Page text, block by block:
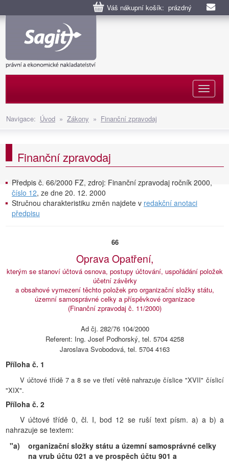
Váš nákupní košík: prázdný
Navigace: Úvod » Zákony » Finanční zpravodaj
Finanční zpravodaj
Předpis č. 66/2000 FZ, zdroj: Finanční zpravodaj ročník 2000,
číslo 12, ze dne 20. 12. 2000
Stručnou charakteristiku změn najdete v redakční anotaci
předpisu
66
Oprava Opatření,
kterým se stanoví účtová osnova, postupy účtování, uspořádání položek
účetní závěrky
a obsahové vymezení těchto položek pro organizační složky státu,
územní samosprávné celky a příspěvkové organizace
(Finanční zpravodaj č. 11/2000)
Ad čj. 282/76 104/2000
Referent: Ing. Josef Podhorský, tel. 5704 4258
Jaroslava Svobodová, tel. 5704 4163
Příloha č. 1
V účtové třídě 7 a 8 se ve třetí větě nahrazuje číslice "XVII" číslicí
"XIX".
Příloha č. 2
V účtové třídě 0, čl. I, bod 12 se ruší text písm. a) a b) a
nahrazuje se textem:
"a)
organizační složky státu a územní samosprávné celky
na vrub účtu 021 a ve prospěch účtu 901 a